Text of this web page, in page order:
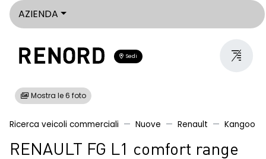
AZIENDA
Sedi
Mostra le 6 foto
Ricerca veicoli commerciali Nuove Renault Kangoo
RENAULT FG L1 comfort range